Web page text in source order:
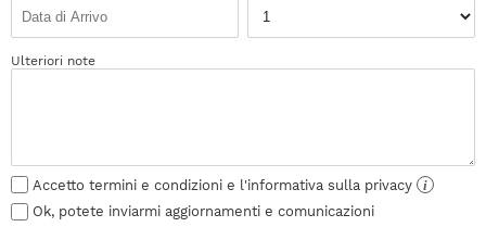
Ulteriori note
Accetto termini e condizioni e l'informativa sulla privacy
i
Ok, potete inviarmi aggiornamenti e comunicazioni